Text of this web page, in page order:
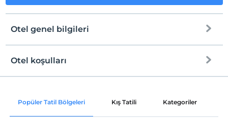
Otel genel bilgileri
Ortak alanlar ve tüm odalar
Otel koşulları
Check/in
Check/out
En geç saat 11:00 ve öncesi
Popüler Tatil Bölgeleri Kış Tatili Kategoriler